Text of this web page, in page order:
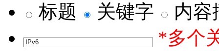
标题
关键字
内
*多个